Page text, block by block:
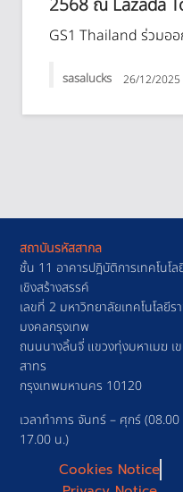
2568 ณ Lazada
GS1 Thailand ร่วมอ
sasalucks 26/12/2025
สถาบันรหัสสากล
ชั้น 11 อาคารปฎิบัติการเทคโนโล
เชิงสร้างสรรค์
เลขที่ 2 มหาวิทยาลัยเทคโนโลยีร
มงคลกรุงเทพ
ถนนนางลิ้นจี่ แขวงทุ่งมหาเมฆ เ
สาทร
กรุงเทพมหานคร 10120
เวลาทำการ จันทร์ – ศุกร์ (08.00
17.00 น.)
Cookies Notice